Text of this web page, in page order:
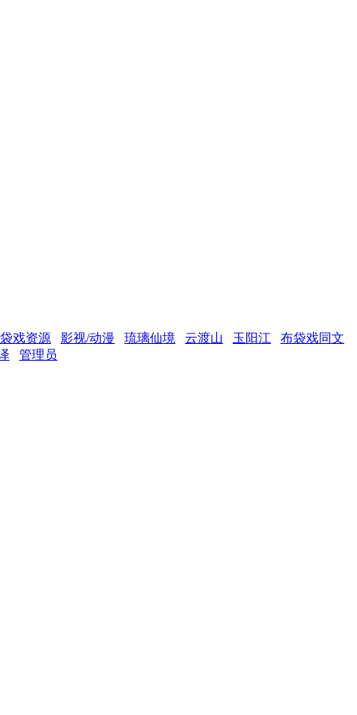
戏资源 影视/动漫 琉璃仙境 云渡山 玉阳江
布袋戏同文
管理员